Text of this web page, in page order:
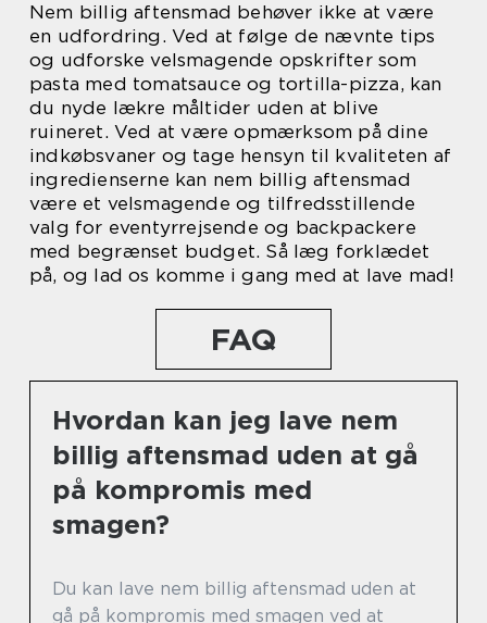
Nem billig aftensmad behøver ikke at være
en udfordring. Ved at følge de nævnte tips
og udforske velsmagende opskrifter som
pasta med tomatsauce og tortilla-pizza, kan
du nyde lækre måltider uden at blive
ruineret. Ved at være opmærksom på dine
indkøbsvaner og tage hensyn til kvaliteten af
ingredienserne kan nem billig aftensmad
være et velsmagende og tilfredsstillende
valg for eventyrrejsende og backpackere
med begrænset budget. Så læg forklædet
på, og lad os komme i gang med at lave mad!
FAQ
Hvordan kan jeg lave nem
billig aftensmad uden at gå
på kompromis med
smagen?
Du kan lave nem billig aftensmad uden at
gå på kompromis med smagen ved at